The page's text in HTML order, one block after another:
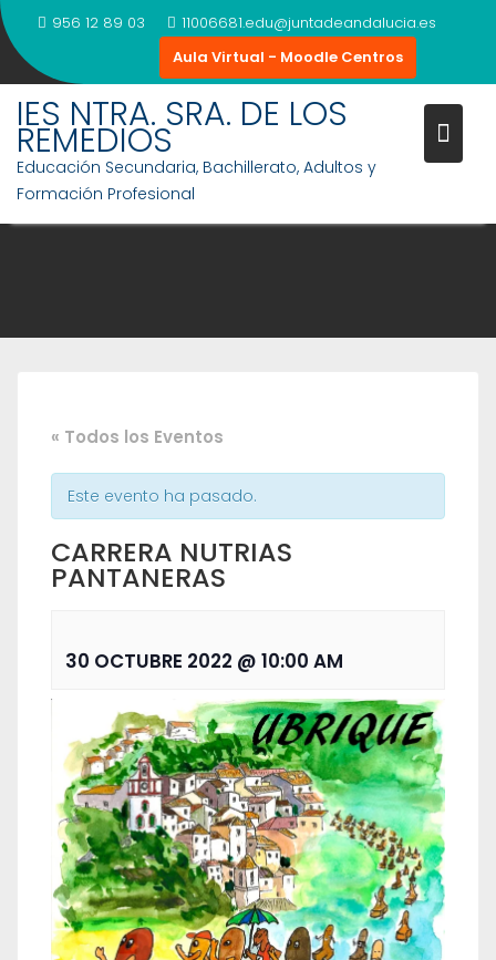
Saltar
al
contenido
956 12 89 03
11006681.edu@juntadeandalucia.es
Aula Virtual - Moodle Centros
IES NTRA. SRA. DE LOS
REMEDIOS
Educación Secundaria, Bachillerato, Adultos y
Formación Profesional
« Todos los Eventos
Este evento ha pasado.
CARRERA NUTRIAS
PANTANERAS
30 OCTUBRE 2022 @ 10:00 AM